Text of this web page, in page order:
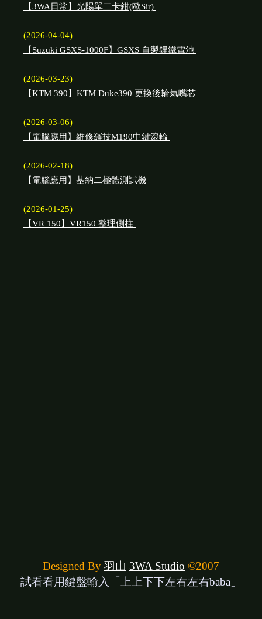
【3WA日常】光陽單二卡鉗(歐Sir)
(2026-04-04)
【Suzuki GSXS-1000F】GSXS 自製鋰鐵電池
(2026-03-23)
【KTM 390】KTM Duke390 更換後輪氣嘴芯
(2026-03-06)
【電腦應用】維修羅技M190中鍵滾輪
(2026-02-18)
【電腦應用】基納二極體測試機
(2026-01-25)
【VR 150】VR150 整理側柱
Designed By 羽山 3WA Studio ©2007
試看看用鍵盤輸入「上上下下左右左右baba」